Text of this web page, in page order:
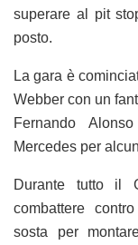
superare al pit
posto.
La gara è
Webber con un
Fernando
Mercedes per
Durante tutto il
combattere
sosta per